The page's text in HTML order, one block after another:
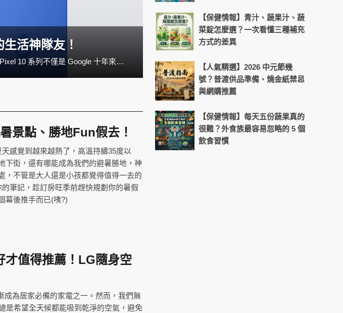
活神隊友！
Google Pixel 10 系列終於隆重登場，為智慧型手機的 AI 功能開啟了全新時代。這次的 Pixel 10 系列不僅是 Google 十年來最大的一次效能躍進，更整合了創新的功能、突破性的 AI 技術、更強大的硬體與精緻的設計，準備好成為你處理日常大小事最得力的智慧夥伴，讓你以更輕鬆、更有效率的方式迎接每一天。
熱浪來襲不出門! Switch2陪你宅
景點、勝地Fun假去！
感覺到越來越熱了，高溫持續35度以
下街，還有哪能成為我們的避暑勝地，神
，不管是大人還是小孩都覺得值得一去的
筆記，趁訂房旺季前趕快規劃你的暑假
幕後推手而已(咦?)
才值得推薦！LG隨身空
成為居家必備的家電之一。然而，我們無
是希望全天候都能吸到乾淨的空氣，避免
【保健情報】青汁、蔬果汁、蔬
菜錠怎麼選？一次看懂三種補充
方式的差異
【人氣精選】2026 中元節幾
號？普渡供品準備、燒金紙禁忌
與網購推薦
【保健情報】每天五份蔬果真的
很難？外食族最容易忽略的 5 個
飲食習慣